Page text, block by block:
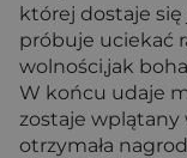
której dostaje
próbuje uciekać
wolności,jak
W końcu udaje
zostaje wplątany
otrzymała